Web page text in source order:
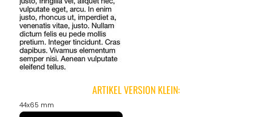
ANGEBOTE
ARTIKEL VERSION KLEIN:
44x65 mm